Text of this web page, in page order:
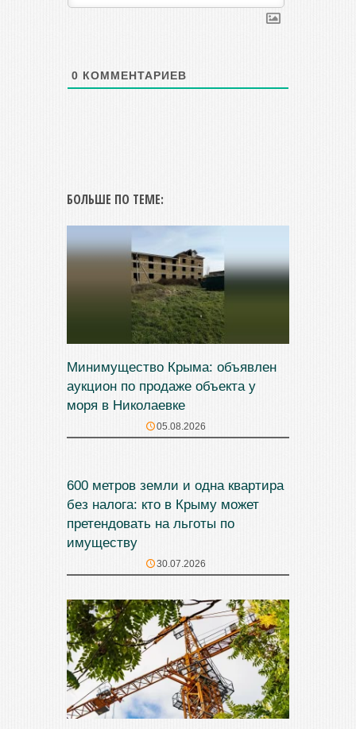
0 КОММЕНТАРИЕВ
БОЛЬШЕ ПО ТЕМЕ:
Минимущество Крыма: объявлен
аукцион по продаже объекта у
моря в Николаевке
05.08.2026
600 метров земли и одна квартира
без налога: кто в Крыму может
претендовать на льготы по
имуществу
30.07.2026